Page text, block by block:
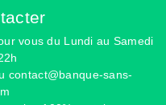
vous du Lundi au Samedi
contact@banque-sans-